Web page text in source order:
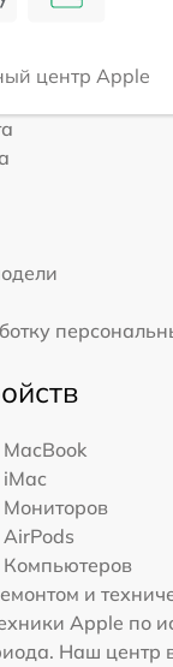
центр Apple
MacBook
iMac
Мониторов
AirPods
Компьютеров
и
Apple по
Наш центр